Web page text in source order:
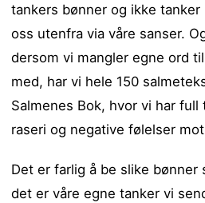
tankers bønner og ikke tanker
oss utenfra via våre sanser.
dersom vi mangler egne ord
med, har vi hele 150
Salmenes Bok, hvor vi har
raseri og negative følelser mot
Det er farlig å be slike bønner
det er våre egne tanker vi